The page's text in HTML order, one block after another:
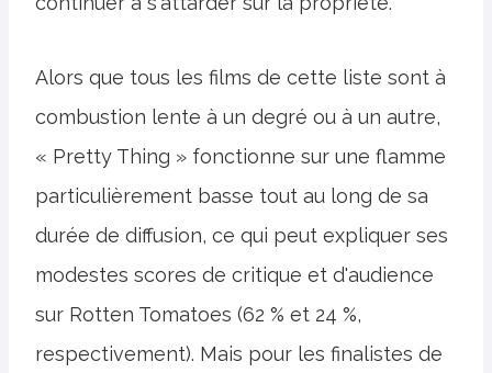
Alors que tous les films de cette liste sont à
combustion lente à un degré ou à un autre,
« Pretty Thing » fonctionne sur une flamme
particulièrement basse tout au long de sa
durée de diffusion, ce qui peut expliquer ses
modestes scores de critique et d'audience
sur Rotten Tomatoes (62 % et 24 %,
respectivement). Mais pour les finalistes de